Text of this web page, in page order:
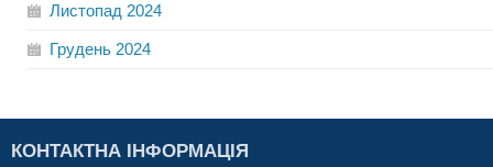
Листопад 2024
Грудень 2024
КОНТАКТНА ІНФОРМАЦІЯ